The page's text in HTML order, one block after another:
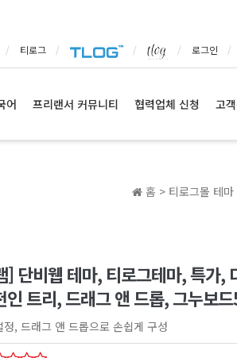
티로그 로그인
어 프리랜서 커뮤니티 협력업체 신청 고
홈 > 티로그몰 테마
] 단비웹 테마, 티로그테마, 특가,
인 트리, 드래그 앤 드롭, 그누보
, 드래그 앤 드롭으로 손쉽게 구성